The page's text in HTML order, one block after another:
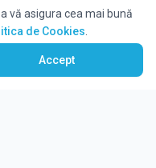
vă asigura cea mai bună
de Cookies
Accept